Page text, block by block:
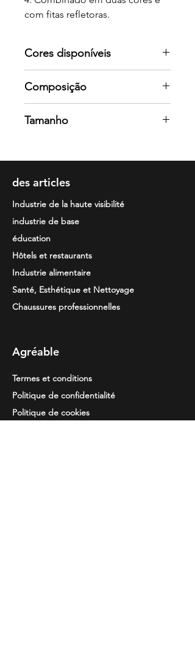
com fitas refletoras.
EN ISO 13688: 2013 e UNE-EN ISO
20471: 2013.
Classe I. Alta visibilidade.
Cores disponíveis
cores
Composição
sarja de 200 g/m2.
Tamanho
· 56 · 58 · 60
des articles
Industrie de la haute visibilité
industrie de base
éducation
Hôtels et restaurants
Industrie alimentaire
Santé, Esthétique et Nettoyage
Chaussures professionnelles
Agréable
Termes et conditions
Politique de confidentialité
Politique de cookies